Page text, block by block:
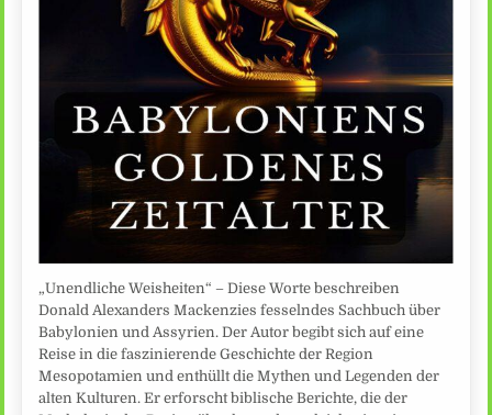
„Unendliche Weisheiten“ – Diese Worte beschreiben
Donald Alexanders Mackenzies fesselndes Sachbuch über
Babylonien und Assyrien. Der Autor begibt sich auf eine
Reise in die faszinierende Geschichte der Region
Mesopotamien und enthüllt die Mythen und Legenden der
alten Kulturen. Er erforscht biblische Berichte, die der